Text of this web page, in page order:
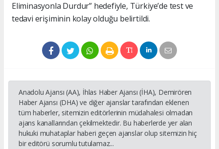
Eliminasyonla Durdur” hedefiyle, Türkiye’de test ve
tedavi erişiminin kolay olduğu belirtildi.
Anadolu Ajansı (AA), İhlas Haber Ajansı (İHA), Demirören
Haber Ajansı (DHA) ve diğer ajanslar tarafından eklenen
tüm haberler, sitemizin editörlerinin müdahalesi olmadan
ajans kanallarından çekilmektedir. Bu haberlerde yer alan
hukuki muhataplar haberi geçen ajanslar olup sitemizin hiç
bir editörü sorumlu tutulamaz...